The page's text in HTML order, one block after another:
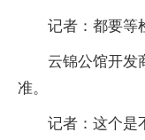
记者：都要等
云锦公馆开发
准。
记者：这个是